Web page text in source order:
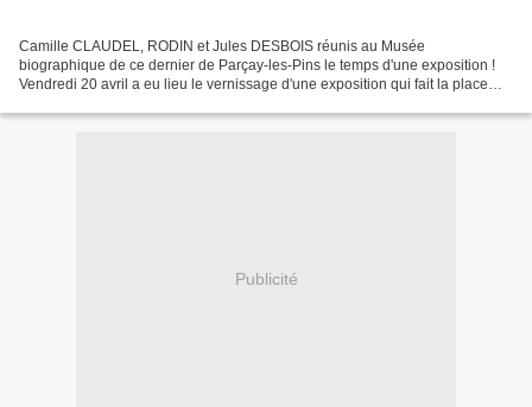
Camille CLAUDEL, RODIN et Jules DESBOIS réunis au Musée
biographique de ce dernier de Parçay-les-Pins le temps d'une exposition !
Vendredi 20 avril a eu lieu le vernissage d'une exposition qui fait la place
Publicité